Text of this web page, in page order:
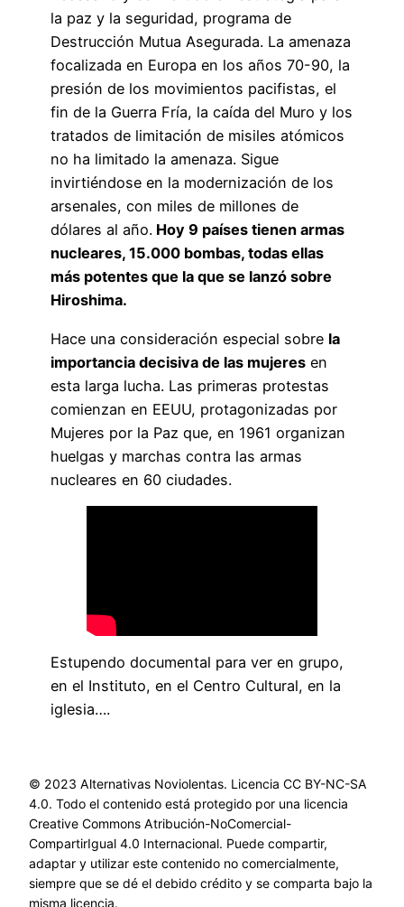
la paz y la seguridad, programa de
Destrucción Mutua Asegurada. La amenaza
focalizada en Europa en los años 70-90, la
presión de los movimientos pacifistas, el
fin de la Guerra Fría, la caída del Muro y los
tratados de limitación de misiles atómicos
no ha limitado la amenaza. Sigue
invirtiéndose en la modernización de los
arsenales, con miles de millones de
dólares al año. Hoy 9 países tienen armas
nucleares, 15.000 bombas, todas ellas
más potentes que la que se lanzó sobre
Hiroshima.
Hace una consideración especial sobre la
importancia decisiva de las mujeres en
esta larga lucha. Las primeras protestas
comienzan en EEUU, protagonizadas por
Mujeres por la Paz que, en 1961 organizan
huelgas y marchas contra las armas
nucleares en 60 ciudades.
Estupendo documental para ver en grupo,
en el Instituto, en el Centro Cultural, en la
iglesia….
© 2023 Alternativas Noviolentas. Licencia CC BY-NC-SA
4.0. Todo el contenido está protegido por una licencia
Creative Commons Atribución-NoComercial-
CompartirIgual 4.0 Internacional. Puede compartir,
adaptar y utilizar este contenido no comercialmente,
siempre que se dé el debido crédito y se comparta bajo la
misma licencia.